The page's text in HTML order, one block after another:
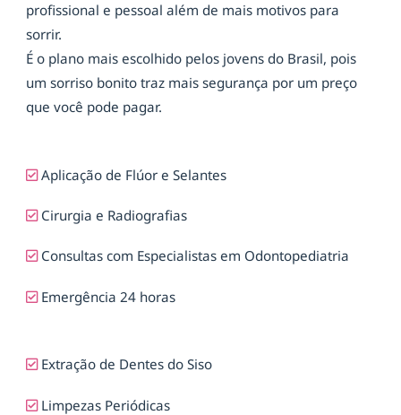
profissional e pessoal além de mais motivos para
sorrir.
É o plano mais escolhido pelos jovens do Brasil, pois
um sorriso bonito traz mais segurança por um preço
que você pode pagar.
Aplicação de Flúor e Selantes
Cirurgia e Radiografias
Consultas com Especialistas em Odontopediatria
Emergência 24 horas
Extração de Dentes do Siso
Limpezas Periódicas